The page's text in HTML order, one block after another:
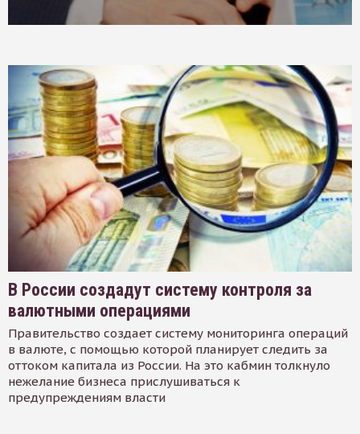
В России создадут систему контроля за
валютными операциями
Правительство создает систему мониторинга операций
в валюте, с помощью которой планирует следить за
оттоком капитала из России. На это кабмин толкнуло
нежелание бизнеса прислушиваться к
предупреждениям власти